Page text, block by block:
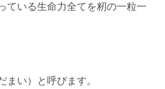
ている生命力全てを籾の一粒一
まい）と呼びます。